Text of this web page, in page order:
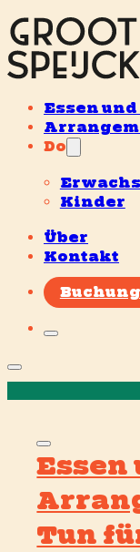
Essen
Do
Kinder
Über
Kontakt
Buchung
Tun